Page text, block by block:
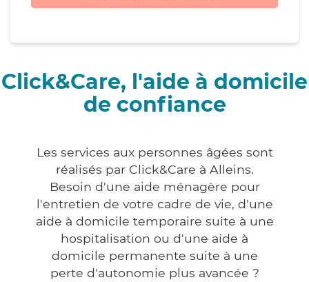
Click&Care, l'aide à domicile
de confiance
Les services aux personnes âgées sont
réalisés par Click&Care à Alleins.
Besoin d'une aide ménagère pour
l'entretien de votre cadre de vie, d'une
aide à domicile temporaire suite à une
hospitalisation ou d'une aide à
domicile permanente suite à une
perte d'autonomie plus avancée ?